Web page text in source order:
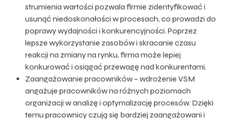
strumienia wartości pozwala firmie zidentyfikować i
usunąć niedoskonałości w procesach, co prowadzi do
poprawy wydajności i konkurencyjności. Poprzez
lepsze wykorzystanie zasobów i skracanie czasu
reakcji na zmiany na rynku, firma może lepiej
konkurować i osiągać przewagę nad konkurentami.
Zaangażowanie pracowników – wdrożenie VSM
angażuje pracowników na różnych poziomach
organizacji w analizę i optymalizację procesów. Dzięki
temu pracownicy czują się bardziej zaangażowani i